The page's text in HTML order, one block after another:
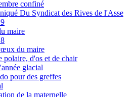
confiné
Du Syndicat des Rives de l'Asse
maire
du maire
polaire, d'os et de chair
glacial
pour des greffes
de la maternelle